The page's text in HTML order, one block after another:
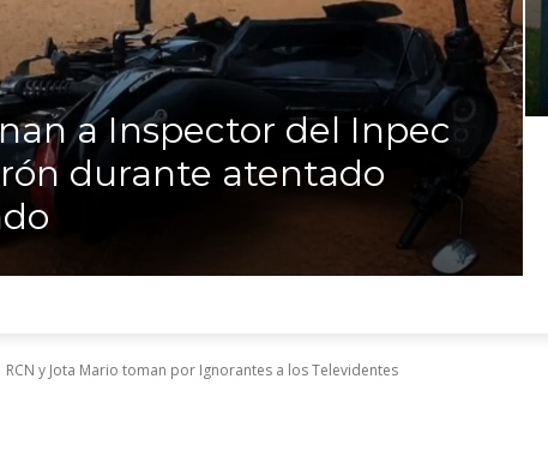
a Inspector del Inpec
durante atentado
RCN y Jota Mario toman por Ignorantes a los Televidentes